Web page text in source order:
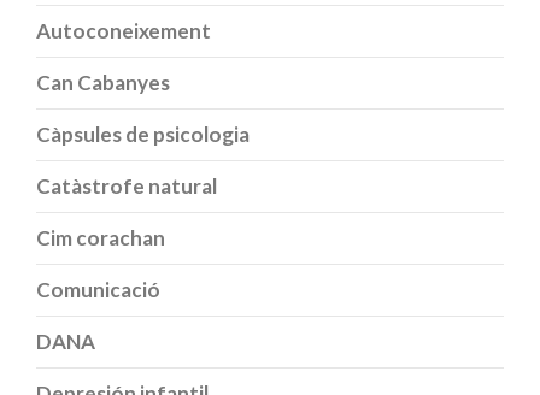
Autoconeixement
Can Cabanyes
Càpsules de psicologia
Catàstrofe natural
Cim corachan
Comunicació
DANA